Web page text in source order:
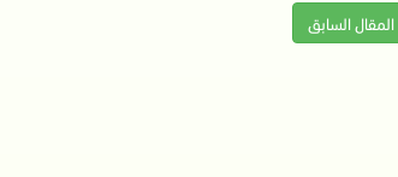
المقال السابق